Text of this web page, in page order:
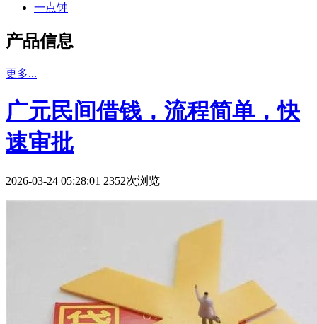
一点钟
产品信息
更多...
广元民间借钱，流程简单，快
速审批
2026-03-24 05:28:01 2352次浏览